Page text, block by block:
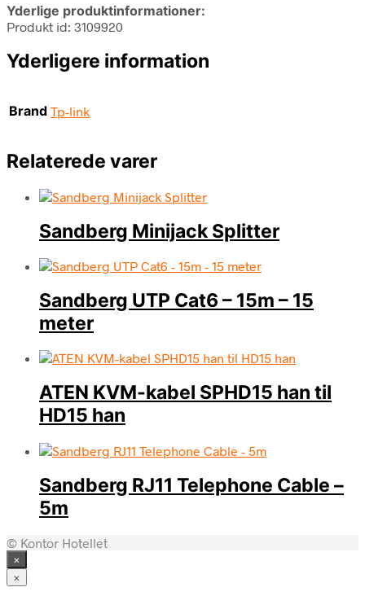
Yderlige produktinformationer:
Produkt id: 3109920
Yderligere information
Brand Tp-link
Relaterede varer
Sandberg Minijack Splitter
Sandberg UTP Cat6 – 15m – 15
meter
ATEN KVM-kabel SPHD15 han til
HD15 han
Sandberg RJ11 Telephone Cable –
5m
© Kontor Hotellet
×
×